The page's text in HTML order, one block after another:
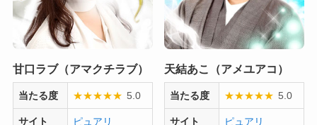
甘口ラブ（アマクチラブ）
当たる度 ★★★★★ 5.0
サイト ピュアリ
天結あこ（アメユアコ）
当たる度 ★★★★★ 5.0
サイト ピュアリ